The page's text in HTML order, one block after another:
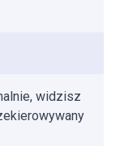
widzisz